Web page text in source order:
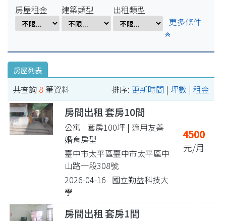
房屋租金
建築類型
出租類型
更多條件
房屋列表
共查詢 8 筆資料 排序: 更新時間 | 坪數 | 租金
房間出租 套房10間
公寓 | 套房100坪 | 適用友善
婚育房型
臺中市太平區臺中市太平區中
山路一段308號
2026-04-16 國立勤益科技大
學
4500
元/月
房間出租 套房1間